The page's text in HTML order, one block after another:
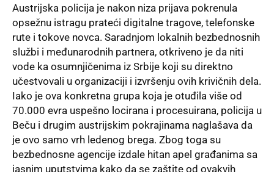
Austrijska policija je nakon niza prijava pokrenula
opsežnu istragu prateći digitalne tragove, telefonske
rute i tokove novca. Saradnjom lokalnih bezbednosnih
službi i međunarodnih partnera, otkriveno je da niti
vode ka osumnjičenima iz Srbije koji su direktno
učestvovali u organizaciji i izvršenju ovih krivičnih dela.
Iako je ova konkretna grupa koja je otuđila više od
70.000 evra uspešno locirana i procesuirana, policija u
Beču i drugim austrijskim pokrajinama naglašava da
je ovo samo vrh ledenog brega. Zbog toga su
bezbednosne agencije izdale hitan apel građanima sa
jasnim uputstvima kako da se zaštite od ovakvih